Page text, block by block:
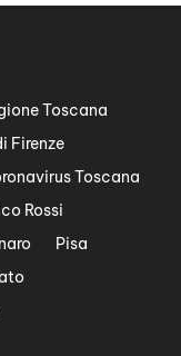
Toscana
Firenze
Toscana
Rossi
Pisa